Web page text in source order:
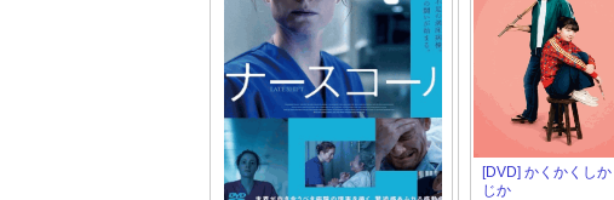
[DVD] かくかくしか
じか